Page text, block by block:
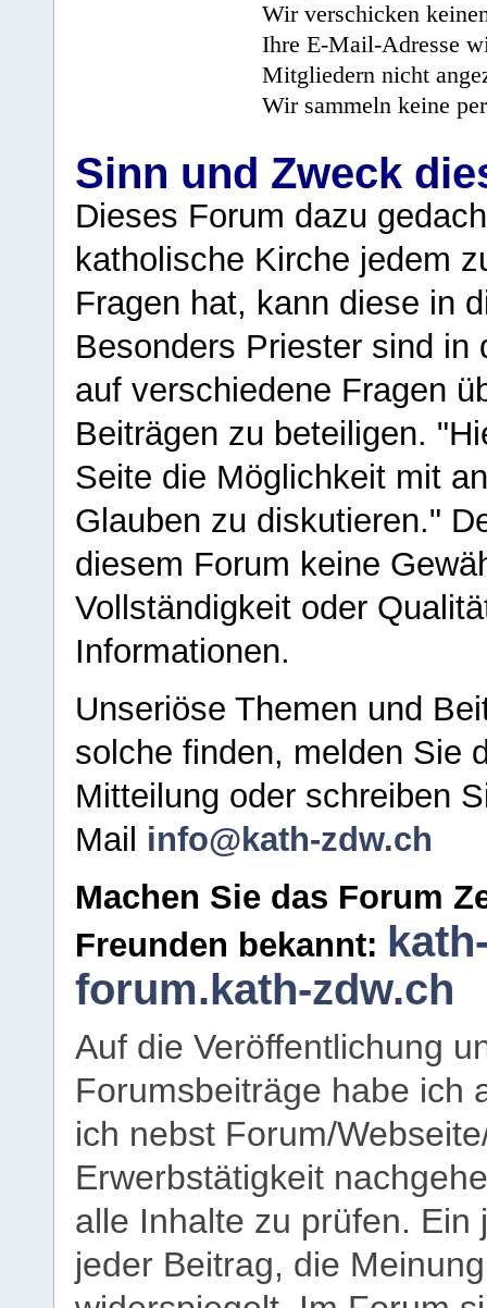
Wir verschicken
Ihre E-Mail-Adresse
Mitgliedern nicht
Wir sammeln keine
Sinn und Zweck
Dieses Forum dazu
katholische Kirche jedem
Fragen hat, kann diese in
Besonders Priester sind in
auf verschiedene Fragen
Beiträgen zu beteiligen.
Seite die Möglichkeit mit
Glauben zu diskutieren."
diesem Forum keine
Vollständigkeit oder
Informationen.
Unseriöse Themen und
solche finden, melden Sie
Mitteilung oder schreiben
Mail info@kath-zdw.ch
Machen Sie das Forum
Freunden bekannt:
forum.kath-zdw.ch
Auf die Veröffentlichung
Forumsbeiträge habe ich
ich nebst Forum/
Erwerbstätigkeit
alle Inhalte zu prüfen.
jeder Beitrag, die